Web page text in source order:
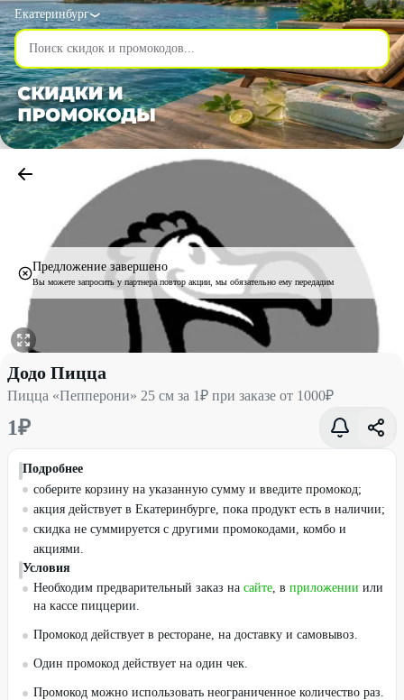
Екатеринбург
Предложение завершено
Вы можете запросить у партнера повтор акции, мы обязательно ему передадим
Пицца «Пепперони» 25 см за 1₽ при заказе от 1000₽ со
Додо Пицца
Пицца «Пепперони» 25 см за 1₽ при заказе от 1000₽
1₽
Подробнее
соберите корзину на указанную сумму и введите промокод;
акция действует в Екатеринбурге, пока продукт есть в наличии;
скидка не суммируется с другими промокодами, комбо и
акциями.
Условия
Необходим предварительный заказ на сайте, в приложении или
на кассе пиццерии.
Промокод действует в ресторане, на доставку и самовывоз.
Один промокод действует на один чек.
Промокод можно использовать неограниченное количество раз.